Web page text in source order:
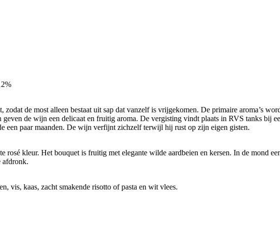
de most alleen bestaat uit sap dat vanzelf is vrijgekomen. De primaire aroma’s
de wijn een delicaat en fruitig aroma. De vergisting vindt plaats in RVS tanks bij
een paar maanden. De wijn verfijnt zichzelf terwijl hij rust op zijn eigen gisten.
rosé kleur. Het bouquet is fruitig met elegante wilde aardbeien en kersen. In de mond
afdronk.
vis, kaas, zacht smakende risotto of pasta en wit vlees.